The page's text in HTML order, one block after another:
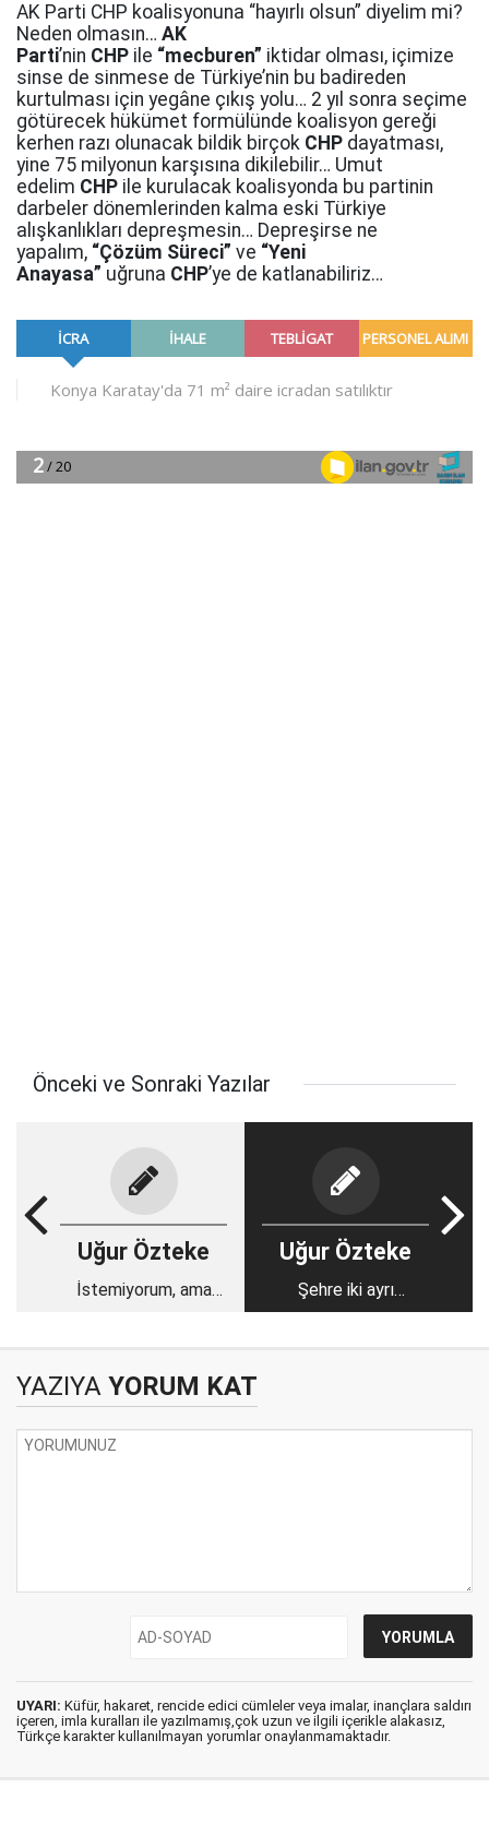
AK Parti CHP koalisyonuna “hayırlı olsun” diyelim mi?
Neden olmasın… AK
Parti’nin CHP ile “mecburen” iktidar olması, içimize
sinse de sinmese de Türkiye’nin bu badireden
kurtulması için yegâne çıkış yolu… 2 yıl sonra seçime
götürecek hükümet formülünde koalisyon gereği
kerhen razı olunacak bildik birçok CHP dayatması,
yine 75 milyonun karşısına dikilebilir… Umut
edelim CHP ile kurulacak koalisyonda bu partinin
darbeler dönemlerinden kalma eski Türkiye
alışkanlıkları depreşmesin… Depreşirse ne
yapalım, “Çözüm Süreci” ve “Yeni
Anayasa” uğruna CHP’ye de katlanabiliriz…
Önceki ve Sonraki Yazılar
Uğur Özteke
İstemiyorum, ama
Uğur Özteke
Şehre iki ayrı
pencereden bakış
YAZIYA YORUM KAT
UYARI: Küfür, hakaret, rencide edici cümleler veya imalar, inançlara saldırı
içeren, imla kuralları ile yazılmamış,çok uzun ve ilgili içerikle alakasız,
Türkçe karakter kullanılmayan yorumlar onaylanmamaktadır.